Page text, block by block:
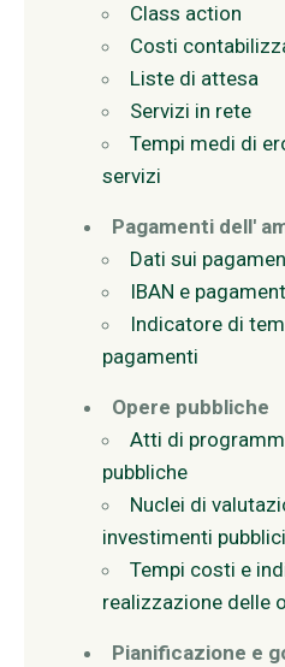
Class action
Costi
Liste di attesa
Servizi in rete
Tempi medi di
servizi
Pagamenti dell'
Dati sui
IBAN e
Indicatore di
pagamenti
Opere pubbliche
Atti di
pubbliche
Nuclei di
investimenti pubblici
Tempi costi e
realizzazione delle
Pianificazione e